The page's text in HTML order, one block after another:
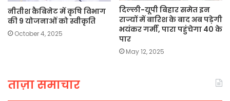
नीतीश कैबिनेट में कृषि विभाग
की 9 योजनाओं को स्वीकृति
October 4, 2025
दिल्ली-यूपी बिहार समेत इन
राज्यों में बारिश के बाद अब पड़ेगी
भयंकर गर्मी, पारा पहुंचेगा 40 के
पार
May 12, 2025
ताज़ा समाचार